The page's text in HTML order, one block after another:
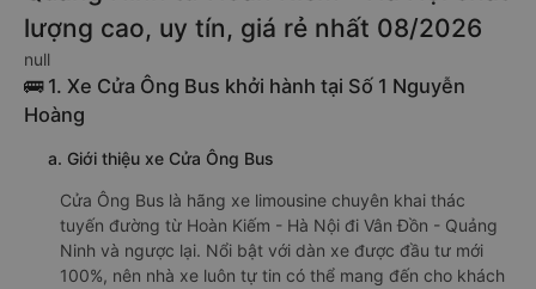
lượng cao, uy tín, giá rẻ nhất 08/2026
null
🚌 1. Xe Cửa Ông Bus khởi hành tại Số 1 Nguyễn
Hoàng
a. Giới thiệu xe Cửa Ông Bus
Cửa Ông Bus là hãng xe limousine chuyên khai thác
tuyến đường từ Hoàn Kiếm - Hà Nội đi Vân Đồn - Quảng
Ninh và ngược lại. Nổi bật với dàn xe được đầu tư mới
100%, nên nhà xe luôn tự tin có thể mang đến cho khách